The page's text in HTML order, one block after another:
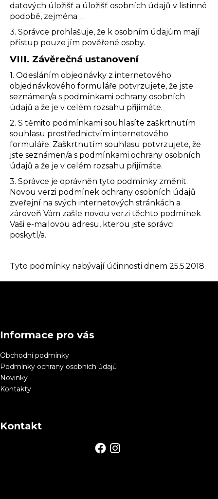
datových úložišť a úložišť osobních údajů v listinné
podobě, zejména …
3. Správce prohlašuje, že k osobním údajům mají
přístup pouze jím pověřené osoby.
VIII. Závěrečná ustanovení
1. Odesláním objednávky z internetového
objednávkového formuláře potvrzujete, že jste
seznámen/a s podmínkami ochrany osobních
údajů a že je v celém rozsahu přijímáte.
2. S těmito podmínkami souhlasíte zaškrtnutím
souhlasu prostřednictvím internetového
formuláře. Zaškrtnutím souhlasu potvrzujete, že
jste seznámen/a s podmínkami ochrany osobních
údajů a že je v celém rozsahu přijímáte.
3. Správce je oprávněn tyto podmínky změnit.
Novou verzi podmínek ochrany osobních údajů
zveřejní na svých internetových stránkách a
zároveň Vám zašle novou verzi těchto podmínek
Vaši e-mailovou adresu, kterou jste správci
poskytl/a.
Tyto podmínky nabývají účinnosti dnem 25.5.2018.
t
í
Informace pro vás
Obchodní podmínky
Podmínky ochrany osobních údajů
Novinky
Kontakty
Kontakt